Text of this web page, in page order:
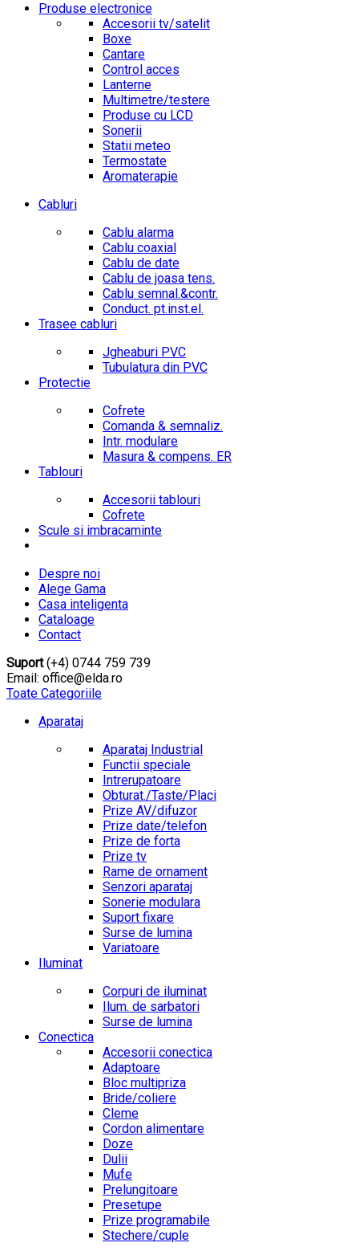
Produse electronice
Accesorii tv/satelit
Boxe
Cantare
Control acces
Lanterne
Multimetre/testere
Produse cu LCD
Sonerii
Statii meteo
Termostate
Aromaterapie
Cabluri
Cablu alarma
Cablu coaxial
Cablu de date
Cablu de joasa tens.
Cablu semnal.&contr.
Conduct. pt.inst.el.
Trasee cabluri
Jgheaburi PVC
Tubulatura din PVC
Protectie
Cofrete
Comanda & semnaliz.
Intr. modulare
Masura & compens. ER
Tablouri
Accesorii tablouri
Cofrete
Scule si imbracaminte
Despre noi
Alege Gama
Casa inteligenta
Cataloage
Contact
Suport(+4) 0744 759 739
Email: office@elda.ro
Toate Categoriile
Aparataj
Aparataj Industrial
Functii speciale
Intrerupatoare
Obturat./Taste/Placi
Prize AV/difuzor
Prize date/telefon
Prize de forta
Prize tv
Rame de ornament
Senzori aparataj
Sonerie modulara
Suport fixare
Surse de lumina
Variatoare
Iluminat
Corpuri de iluminat
Ilum. de sarbatori
Surse de lumina
Conectica
Accesorii conectica
Adaptoare
Bloc multipriza
Bride/coliere
Cleme
Cordon alimentare
Doze
Dulii
Mufe
Prelungitoare
Presetupe
Prize programabile
Stechere/cuple